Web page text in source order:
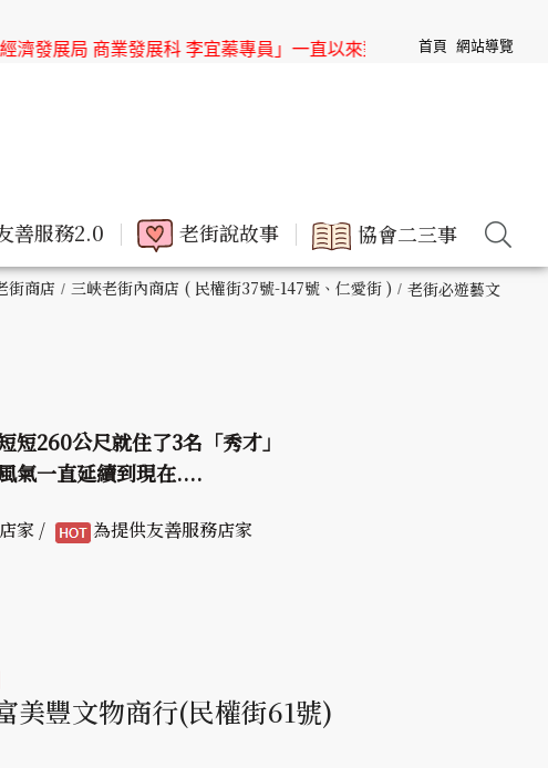
發展科 李宜蓁專員」一直以來對於三峽老街協會的協助與支持，也
首頁 網站導覽
善服務2.0 老街說故事 協會二三事
街商店 三峽老街內商店 ( 民權街37號-147號、仁愛街 ) 老街必遊藝文
短260公尺就住了3名「秀才」
氣一直延續到現在....
店家 / 為提供友善服務店家
美豐文物商行(民權街61號)